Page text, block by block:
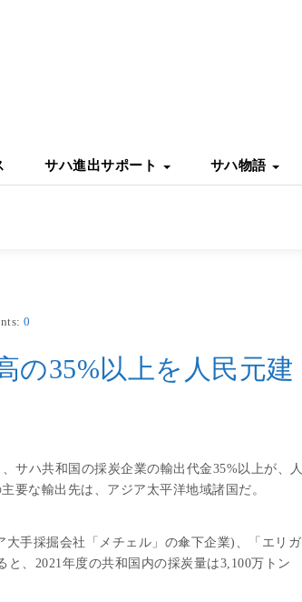
サハ進出サポート サハ物語
0
35%以上を人民元建
サハ共和国の採炭企業の輸出代金35%以上が、人
要な輸出先は、アジア太平洋地域諸国だ。
手採掘会社「メチェル」の傘下企業)、「エリガ
、2021年度の共和国内の採炭量は3,100万トン